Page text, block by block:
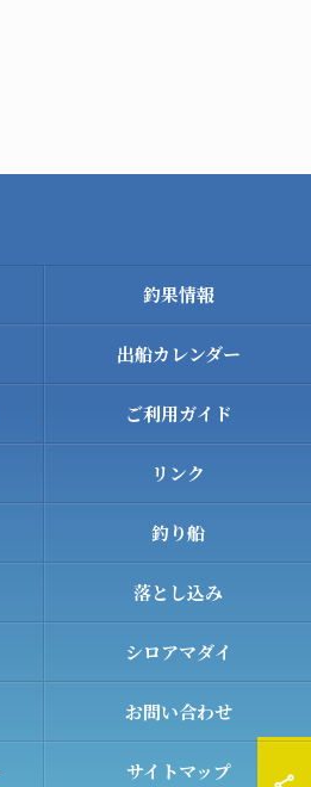
釣果情報
出船カレンダー
ご利用ガイド
リンク
釣り船
落とし込み
シロアマダイ
お問い合わせ
サイトマップ